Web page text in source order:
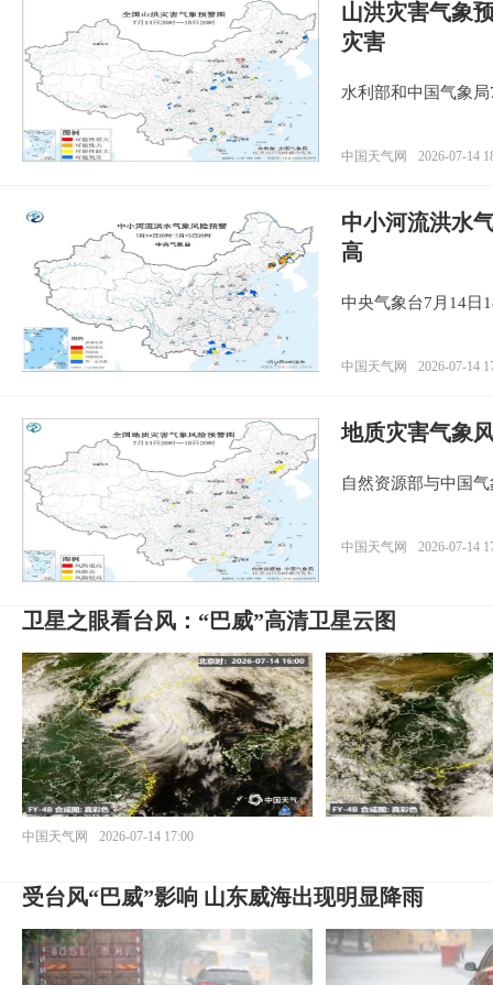
山洪灾害气象
灾害
水利部和中国气象
中国天气网 2026-07-14
中小河流洪水
高
中央气象台7月14日
中国天气网 2026-07-14
地质灾害气象
自然资源部与中国
中国天气网 2026-07-14
卫星之眼看台风：“巴威”高清卫星云图
中国天气网 2026-07-14 17:00
受台风“巴威”影响 山东威海出现明显降雨